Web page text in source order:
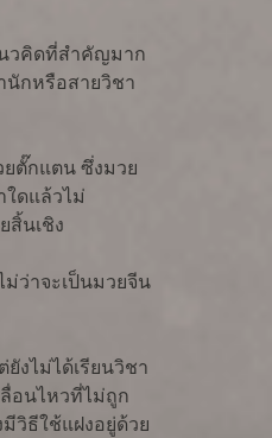
นวคิดที่สำคัญมาก
นักหรือสายวิชา
ตั๊กแตน ซึ่งมวย
ดแล้วไม่
สิ้นเชิง
ว่าจะเป็นมวยจีน
งไม่ได้เรียนวิชา
อนไหวที่ไม่ถูก
วิธีใช้แฝงอยู่ด้วย